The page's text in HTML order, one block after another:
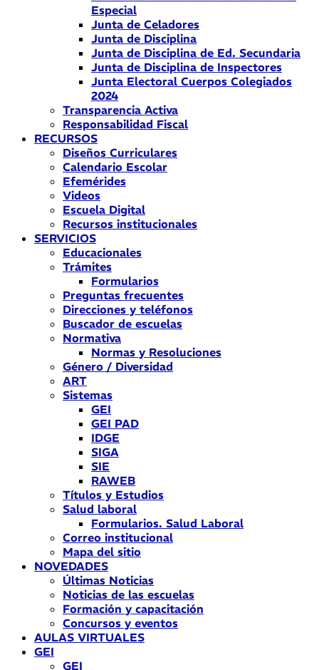
Especial
Junta de Celadores
Junta de Disciplina
Junta de Disciplina de Ed. Secundaria
Junta de Disciplina de Inspectores
Junta Electoral Cuerpos Colegiados
2024
Transparencia Activa
Responsabilidad Fiscal
RECURSOS
Diseños Curriculares
Calendario Escolar
Efemérides
Videos
Escuela Digital
Recursos institucionales
SERVICIOS
Educacionales
Trámites
Formularios
Preguntas frecuentes
Direcciones y teléfonos
Buscador de escuelas
Normativa
Normas y Resoluciones
Género / Diversidad
ART
Sistemas
GEI
GEI PAD
IDGE
SIGA
SIE
RAWEB
Títulos y Estudios
Salud laboral
Formularios. Salud Laboral
Correo institucional
Mapa del sitio
NOVEDADES
Últimas Noticias
Noticias de las escuelas
Formación y capacitación
Concursos y eventos
AULAS VIRTUALES
GEI
GEI